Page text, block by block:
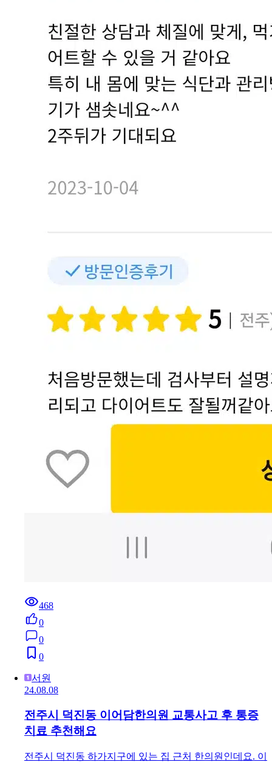
468
0
0
0
서원
24.08.08
전주시 덕진동 이어담한의원 교통사고 후 통증
치료 추천해요
전주시 덕진동 하가지구에 있는 집 근처 한의원인데요. 이